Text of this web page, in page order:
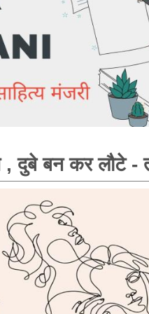
, दुबे बन कर लौटे